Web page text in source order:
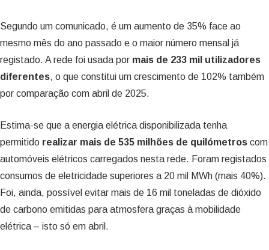
Segundo um comunicado, é um aumento de 35% face ao
mesmo mês do ano passado e o maior número mensal já
registado. A rede foi usada por mais de 233 mil utilizadores
diferentes, o que constitui um crescimento de 102% também
por comparação com abril de 2025.
Estima-se que a energia elétrica disponibilizada tenha
permitido realizar mais de 535 milhões de quilómetros com
automóveis elétricos carregados nesta rede. Foram registados
consumos de eletricidade superiores a 20 mil MWh (mais 40%).
Foi, ainda, possível evitar mais de 16 mil toneladas de dióxido
de carbono emitidas para atmosfera graças à mobilidade
elétrica – isto só em abril.